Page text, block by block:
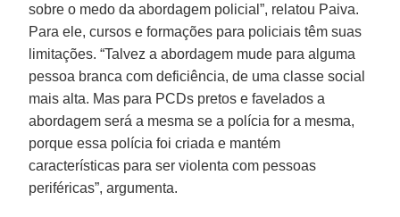
sobre o medo da abordagem policial”, relatou Paiva.
Para ele, cursos e formações para policiais têm suas
limitações. “Talvez a abordagem mude para alguma
pessoa branca com deficiência, de uma classe social
mais alta. Mas para PCDs pretos e favelados a
abordagem será a mesma se a polícia for a mesma,
porque essa polícia foi criada e mantém
características para ser violenta com pessoas
periféricas”, argumenta.